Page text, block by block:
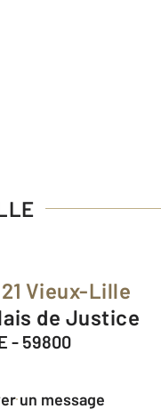
21 Vieux-Lille
de Justice
- 59800
un message